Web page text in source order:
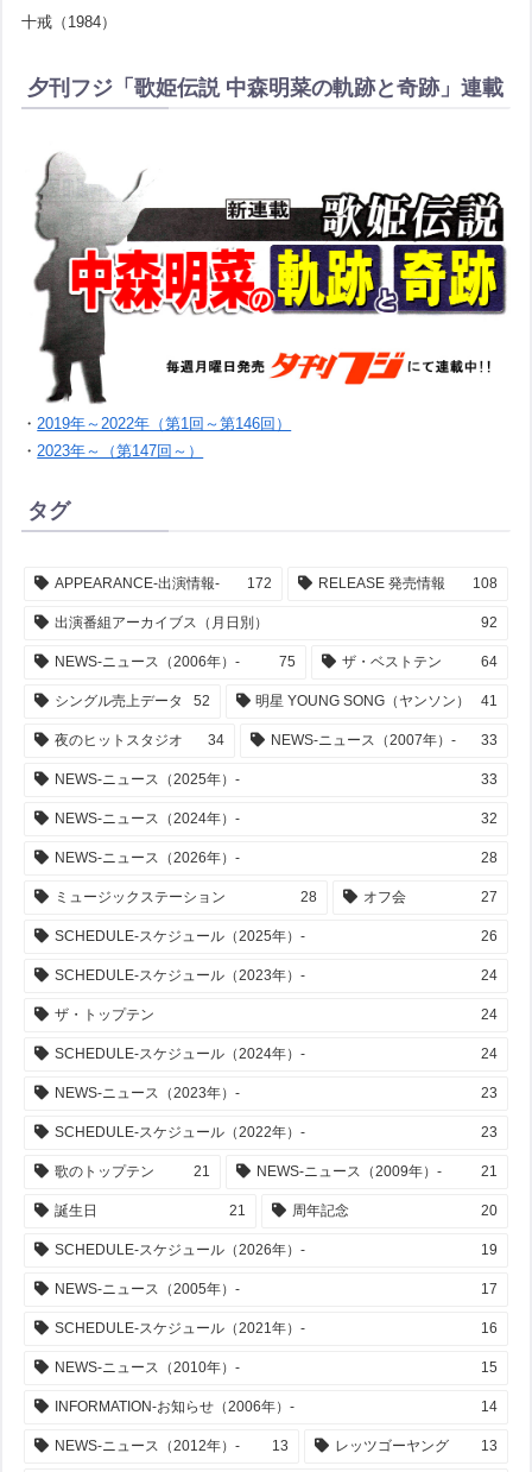
十戒（1984）
夕刊フジ「歌姫伝説 中森明菜の軌跡と奇跡」連載
・ 2019年～2022年（第1回～第146回）
・ 2023年～（第147回～）
タグ
APPEARANCE-出演情報- 172 RELEASE 発売情報 108
出演番組アーカイブス（月日別） 92
NEWS-ニュース（2006年）- 75 ザ・ベストテン 64
シングル売上データ 52 明星 YOUNG SONG（ヤンソン） 41
夜のヒットスタジオ 34 NEWS-ニュース（2007年）- 33
NEWS-ニュース（2025年）- 33
NEWS-ニュース（2024年）- 32
NEWS-ニュース（2026年）- 28
ミュージックステーション 28 オフ会 27
SCHEDULE-スケジュール（2025年）- 26
SCHEDULE-スケジュール（2023年）- 24
ザ・トップテン 24
SCHEDULE-スケジュール（2024年）- 24
NEWS-ニュース（2023年）- 23
SCHEDULE-スケジュール（2022年）- 23
歌のトップテン 21 NEWS-ニュース（2009年）- 21
誕生日 21 周年記念 20
SCHEDULE-スケジュール（2026年）- 19
NEWS-ニュース（2005年）- 17
SCHEDULE-スケジュール（2021年）- 16
NEWS-ニュース（2010年）- 15
INFORMATION-お知らせ（2006年）- 14
NEWS-ニュース（2012年）- 13 レッツゴーヤング 13